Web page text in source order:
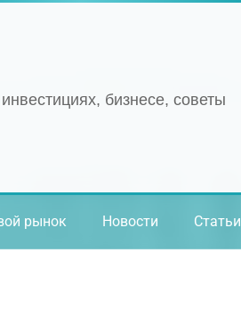
бизнесе, советы
рынок Новости Статьи